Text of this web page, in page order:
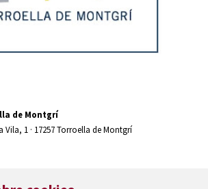
de Montgrí
Vila, 1 · 17257 Torroella de Montgrí